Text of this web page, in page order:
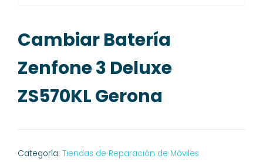
Cambiar Batería
Zenfone 3 Deluxe
ZS570KL Gerona
Categoría: Tiendas de Reparación de Móviles